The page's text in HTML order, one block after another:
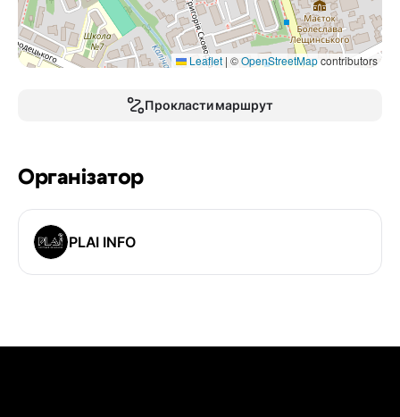
Leaflet | ©OpenStreetMapcontributors
Прокласти маршрут
Організатор
PLAI INFO